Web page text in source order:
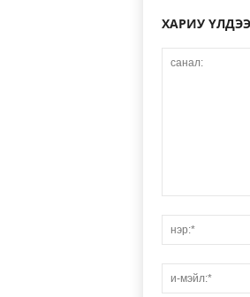
ХАРИУ